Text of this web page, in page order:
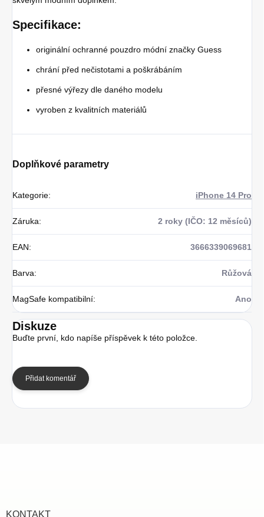
Specifikace:
originální ochranné pouzdro módní značky Guess
chrání před nečistotami a poškrábáním
přesné výřezy dle daného modelu
vyroben z kvalitních materiálů
Doplňkové parametry
Kategorie: iPhone 14 Pro
Záruka: 2 roky (IČO: 12 měsíců)
EAN: 3666339069681
Barva: Růžová
MagSafe kompatibilní: Ano
Diskuze
Buďte první, kdo napíše příspěvek k této položce.
Přidat komentář
KONTAKT